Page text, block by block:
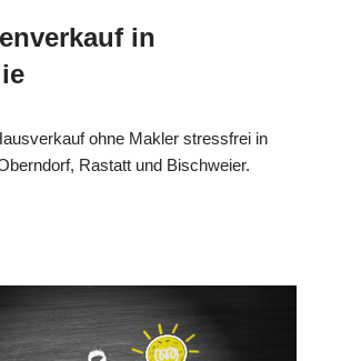
in
ohne Makler stressfrei in
Rastatt und Bischweier.